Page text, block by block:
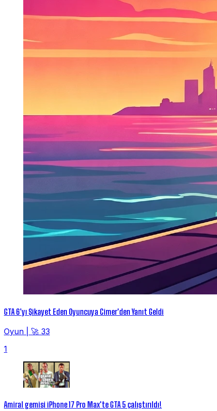
GTA 6'yı Şikayet Eden Oyuncuya Cimer'den Yanıt Geldi
Oyun
🚀 33
1
Amiral gemisi iPhone 17 Pro Max'te GTA 5 çalıştırıldı!